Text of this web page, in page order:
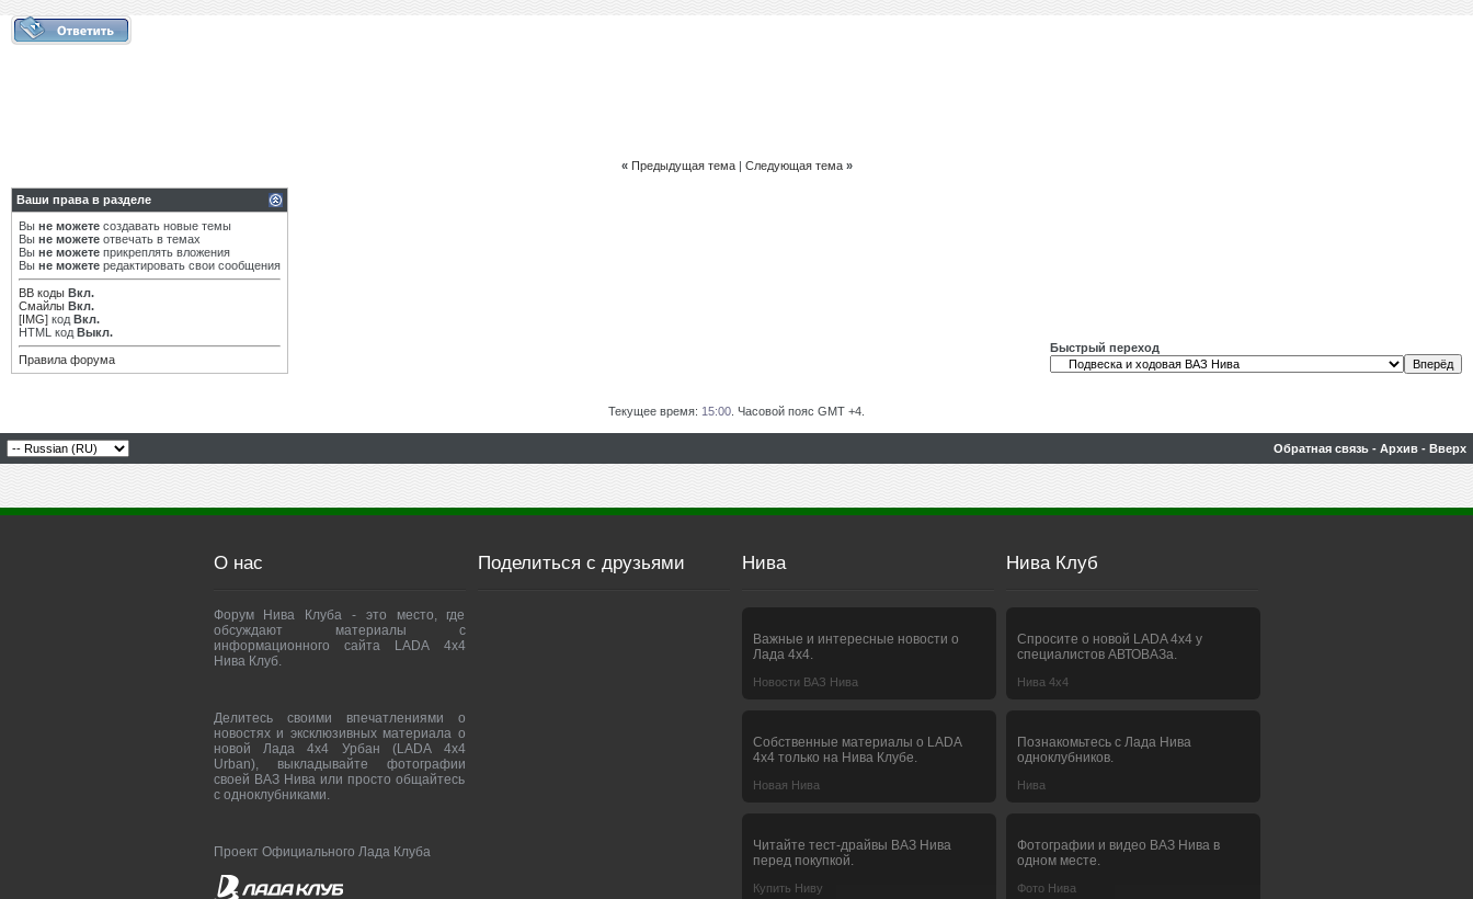
« Предыдущая тема| Следующая тема »
Ваши права в разделе
Вы не можете создавать новые темы
Вы не можете отвечать в темах
Вы не можете прикреплять вложения
Вы не можете редактировать свои сообщения
BB коды Вкл.
Смайлы Вкл.
[IMG] код Вкл.
HTML код Выкл.
Правила форума
Быстрый переход
Текущее время: 15:00 . Часовой пояс GMT +4.
Обратная связь - Архив - Вверх
О нас
Форум Нива Клуба - это место, где
обсуждают материалы с
информационного сайта LADA 4x4
Нива Клуб.
Делитесь своими впечатлениями о
новостях и эксклюзивных материала о
новой Лада 4х4 Урбан (LADA 4x4
Urban), выкладывайте фотографии
своей ВАЗ Нива или просто общайтесь
с одноклубниками.
Проект Официального Лада Клуба
Поделиться с друзьями Нива
Важные и интересные новости о
Лада 4х4.
Новости ВАЗ Нива
Собственные материалы о LADA
4x4 только на Нива Клубе.
Новая Нива
Читайте тест-драйвы ВАЗ Нива
перед покупкой.
Купить Ниву
Нива Клуб
Спросите о новой LADA 4x4 у
специалистов АВТОВАЗа.
Нива 4х4
Познакомьтесь с Лада Нива
одноклубников.
Нива
Фотографии и видео ВАЗ Нива в
одном месте.
Фото Нива